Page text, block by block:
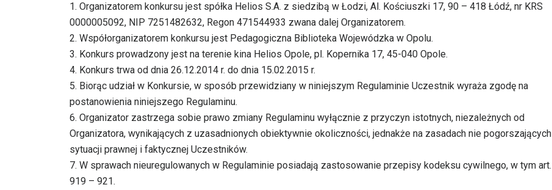
1. Organizatorem konkursu jest spółka Helios S.A. z siedzibą w Łodzi, Al. Kościuszki 17, 90 – 418 Łódź, nr KRS
0000005092, NIP 7251482632, Regon 471544933 zwana dalej Organizatorem.
2. Współorganizatorem konkursu jest Pedagogiczna Biblioteka Wojewódzka w Opolu.
3. Konkurs prowadzony jest na terenie kina Helios Opole, pl. Kopernika 17, 45-040 Opole.
4. Konkurs trwa od dnia 26.12.2014 r. do dnia 15.02.2015 r.
5. Biorąc udział w Konkursie, w sposób przewidziany w niniejszym Regulaminie Uczestnik wyraża zgodę na
postanowienia niniejszego Regulaminu.
6. Organizator zastrzega sobie prawo zmiany Regulaminu wyłącznie z przyczyn istotnych, niezależnych od
Organizatora, wynikających z uzasadnionych obiektywnie okoliczności, jednakże na zasadach nie pogorszających
sytuacji prawnej i faktycznej Uczestników.
7. W sprawach nieuregulowanych w Regulaminie posiadają zastosowanie przepisy kodeksu cywilnego, w tym art.
919 – 921.